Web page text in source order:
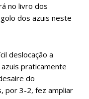
no livro dos
dos azuis neste
deslocação a
praticamente
do
por 3-2, fez ampliar